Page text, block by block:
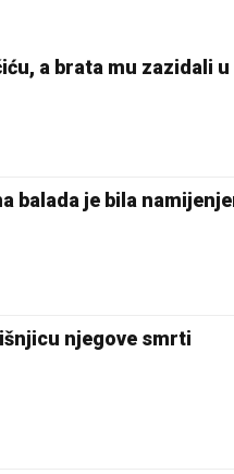
a brata mu zazidali u
balada je bila
njegove smrti